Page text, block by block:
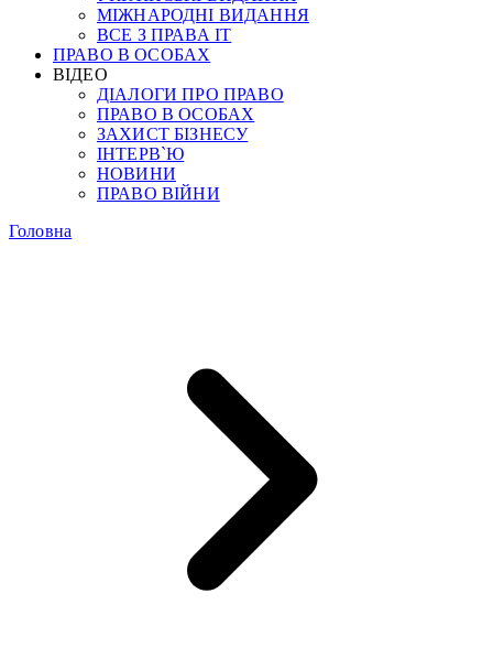
МІЖНАРОДНІ ВИДАННЯ
ВСЕ З ПРАВА ІТ
ПРАВО В ОСОБАХ
ВІДЕО
ДІАЛОГИ ПРО ПРАВО
ПРАВО В ОСОБАХ
ЗАХИСТ БІЗНЕСУ
ІНТЕРВ`Ю
НОВИНИ
ПРАВО ВІЙНИ
Головна